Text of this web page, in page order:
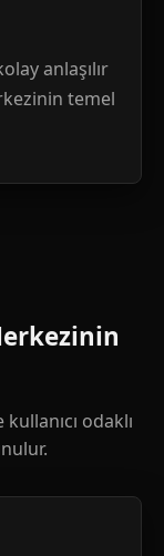
anlaşılır
temel
odaklı